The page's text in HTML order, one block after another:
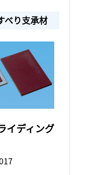
べり支承材
イディング